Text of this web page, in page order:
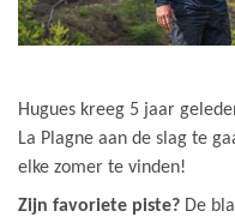
Hugues kreeg 5 jaar
La Plagne aan de slag te
elke zomer te vinden!
Zijn favoriete piste? De